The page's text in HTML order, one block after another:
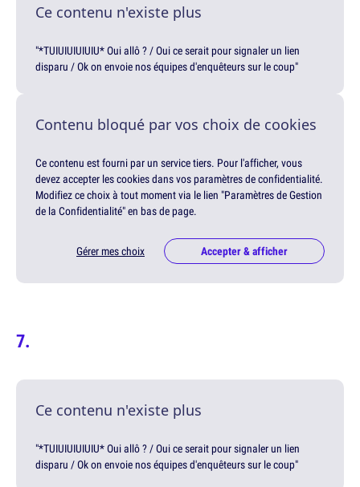
Ce contenu n'existe plus
"*TUIUIUIUIUIU* Oui allô ? / Oui ce serait pour signaler un lien
disparu / Ok on envoie nos équipes d'enquêteurs sur le coup"
Contenu bloqué par vos choix de cookies
Ce contenu est fourni par un service tiers. Pour l'afficher, vous
devez accepter les cookies dans vos paramètres de confidentialité.
Modifiez ce choix à tout moment via le lien "Paramètres de Gestion
de la Confidentialité" en bas de page.
Gérer mes choix Accepter & afficher
Ce contenu n'existe plus
"*TUIUIUIUIUIU* Oui allô ? / Oui ce serait pour signaler un lien
disparu / Ok on envoie nos équipes d'enquêteurs sur le coup"